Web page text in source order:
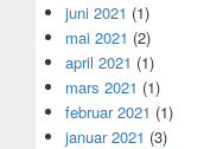
juni 2021 (1)
mai 2021 (2)
april 2021 (1)
mars 2021 (1)
februar 2021 (1)
januar 2021 (3)